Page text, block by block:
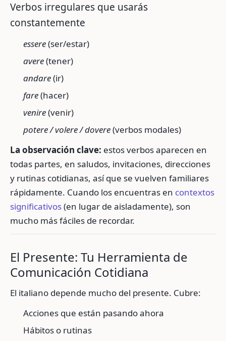
Verbos irregulares que usarás
constantemente
essere(ser/estar)
avere(tener)
andare(ir)
fare(hacer)
venire(venir)
potere / volere / dovere(verbos modales)
La observación clave: estos verbos aparecen en
todas partes, en saludos, invitaciones, direcciones
y rutinas cotidianas, así que se vuelven familiares
rápidamente. Cuando los encuentras en contextos
significativos(en lugar de aisladamente), son
mucho más fáciles de recordar.
El Presente: Tu Herramienta de
Comunicación Cotidiana
El italiano depende mucho del presente. Cubre:
Acciones que están pasando ahora
Hábitos o rutinas